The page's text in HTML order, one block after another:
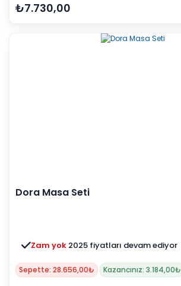
₺7.730,00
Dora Masa Seti
Zam yok 2025 fiyatları devam ediyor
Sepette: 28.656,00₺ Kazancınız: 3.184,00₺